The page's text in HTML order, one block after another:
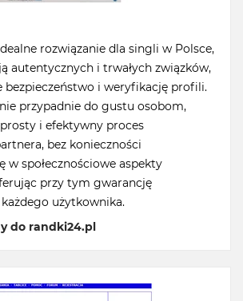
rozwiązanie dla singli w Polsce,
autentycznych i trwałych związków,
bezpieczeństwo i weryfikację profili.
przypadnie do gustu osobom,
i efektywny proces
bez konieczności
w społecznościowe aspekty
przy tym gwarancję
użytkownika.
do randki24.pl